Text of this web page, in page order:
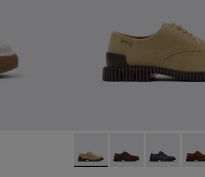
Wildlederschuhe für Herren.
- Braune Schuhe aus Veloursleder für
001 - Braune Lederschuhe für
Pix - K101076-006 -
Pix - K101076-010
Pix - Pix